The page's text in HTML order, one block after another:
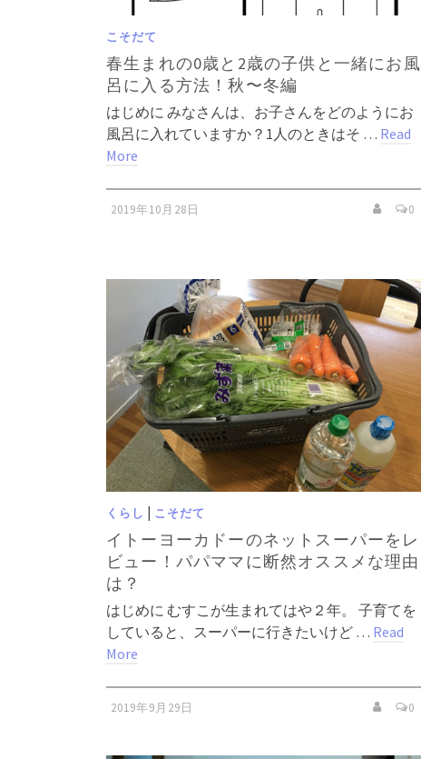
こそだて
春生まれの0歳と2歳の子供と一緒にお風
呂に入る方法！秋〜冬編
はじめに みなさんは、お子さんをどのようにお
風呂に入れていますか？1人のときはそ … Read
More
2019年10月28日 0
くらし | こそだて
イトーヨーカドーのネットスーパーをレ
ビュー！パパママに断然オススメな理由
は？
はじめに むすこが生まれてはや２年。 子育てを
していると、スーパーに行きたいけど … Read
More
2019年9月29日 0